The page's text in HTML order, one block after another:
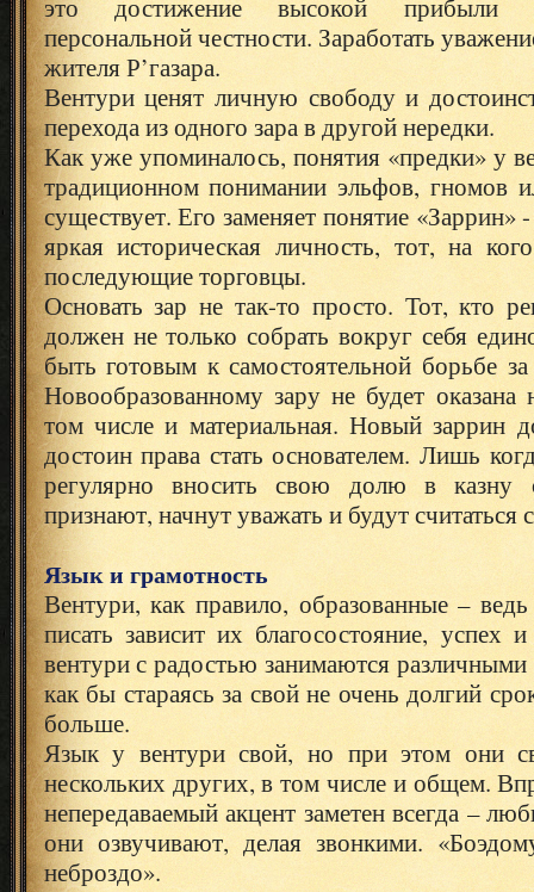
это достижение высокой прибыли
персональной честности. Заработать
жителя Р’газара.
Вентури ценят личную свободу и
перехода из одного зара в другой нередки.
Как уже упоминалось, понятия «предки» у
традиционном понимании эльфов, гномов
существует. Его заменяет понятие «Заррин»
яркая историческая личность, тот, на
последующие торговцы.
Основать зар не так-то просто. Тот, кто
должен не только собрать вокруг себя
быть готовым к самостоятельной борьбе
Новообразованному зару не будет
том числе и материальная. Новый заррин
достоин права стать основателем. Лишь
регулярно вносить свою долю в казну
признают, начнут уважать и будут считаться
Язык и грамотность
Вентури, как правило, образованные –
писать зависит их благосостояние, успех
вентури с радостью занимаются
как бы стараясь за свой не очень долгий
больше.
Язык у вентури свой, но при этом они
нескольких других, в том числе и общем.
непередаваемый акцент заметен всегда –
они озвучивают, делая звонкими.
неброздо».